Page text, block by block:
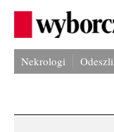
Nekrologi Odeszli